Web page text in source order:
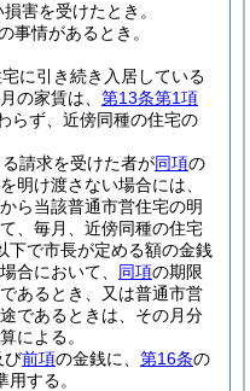
害を受けたとき。
事情があるとき。
に引き続き入居している
の家賃は、 第13条第1項
らず、近傍同種の住宅の
請求を受けた者が同項の
明け渡さない場合には、
ら当該普通市営住宅の明
、毎月、近傍同種の住宅
下で市長が定める額の金銭
合において、 同項の期限
あるとき、又は普通市営
であるときは、その月分
による。
び前項の金銭に、 第16条の
する。